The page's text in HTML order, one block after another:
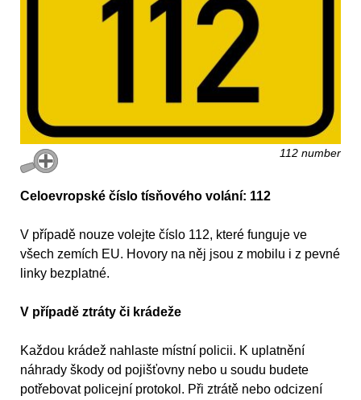
112 number
Celoevropské číslo tísňového volání: 112
V případě nouze volejte číslo 112, které funguje ve
všech zemích EU. Hovory na něj jsou z mobilu i z pevné
linky bezplatné.
V případě ztráty či krádeže
Každou krádež nahlaste místní policii. K uplatnění
náhrady škody od pojišťovny nebo u soudu budete
potřebovat policejní protokol. Při ztrátě nebo odcizení